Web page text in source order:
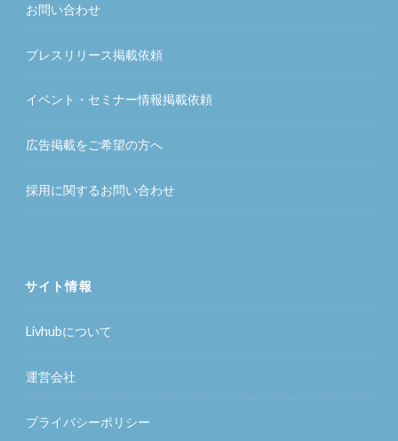
お問い合わせ
プレスリリース掲載依頼
イベント・セミナー情報掲載依頼
広告掲載をご希望の方へ
採用に関するお問い合わせ
サイト情報
Livhubについて
運営会社
プライバシーポリシー